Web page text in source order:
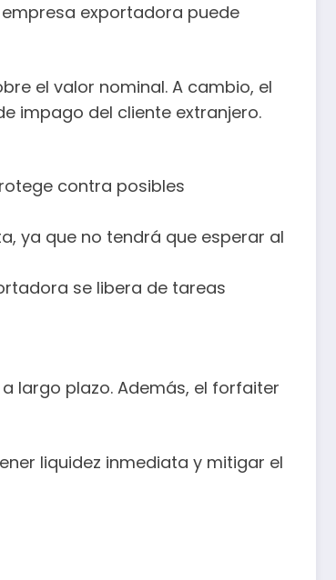
exportadora puede
el valor nominal. A cambio, el
impago del cliente extranjero.
contra posibles
ya que no tendrá que esperar al
se libera de tareas
largo plazo. Además, el forfaiter
liquidez inmediata y mitigar el